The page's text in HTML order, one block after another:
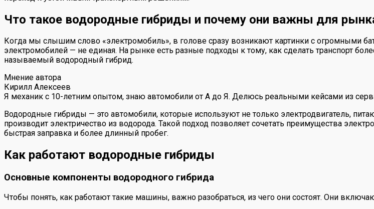
Что такое водородные гибриды и почему они важны для
Когда мы слышим слово «электромобиль», в голове сразу возникают картинки с огромными
электромобилей — не единая. На рынке есть разные подходы к тому, как сделать транспорт
называемый водородный гибрид.
Мнение автора
Кирилл Алексеев
Я механик с 10-летним опытом, знаю автомобили от А до Я. Делюсь реальными кейсами из
Водородные гибриды — это автомобили, которые используют не только электродвигатель,
производит электричество из водорода. Такой подход позволяет сочетать преимущества
быстрая заправка и более длинный пробег.
Как работают водородные гибриды
Основные компоненты водородного гибрида
Чтобы понять, как работают такие машины, важно разобраться, из чего они состоят. Они